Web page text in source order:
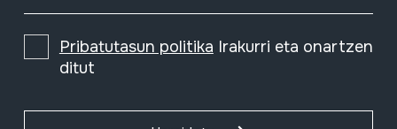
Pribatutasun politika Irakurri eta onartzen
ditut